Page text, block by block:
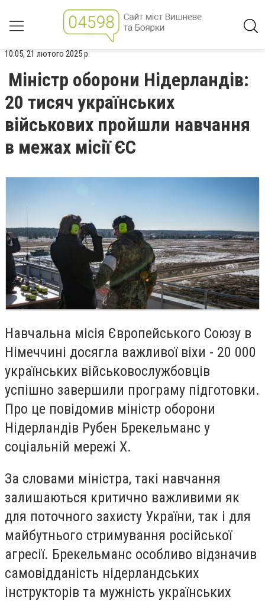
10:05, 21 лютого 2025 р.
Міністр оборони Нідерландів:
20 тисяч українських
військових пройшли навчання
в межах місії ЄС
Навчальна місія Європейського Союзу в
Німеччині досягла важливої віхи - 20 000
українських військовослужбовців
успішно завершили програму підготовки.
Про це повідомив міністр оборони
Нідерландів Рубен Брекельманс у
соціальній мережі Х.
За словами міністра, такі навчання
залишаються критично важливими як
для поточного захисту України, так і для
майбутнього стримування російської
агресії. Брекельманс особливо відзначив
самовідданість нідерландських
інструкторів та мужність українських